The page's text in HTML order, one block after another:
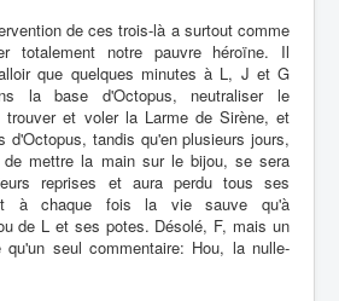
de ces trois-là a surtout comme
totalement notre pauvre héroïne. Il
que quelques minutes à L, J et G
la base d'Octopus, neutraliser le
et voler la Larme de Sirène, et
d'Octopus, tandis qu'en plusieurs jours,
de mettre la main sur le bijou, se sera
reprises et aura perdu tous ses
à chaque fois la vie sauve qu'à
de L et ses potes. Désolé, F, mais un
qu'un seul commentaire: Hou, la nulle-